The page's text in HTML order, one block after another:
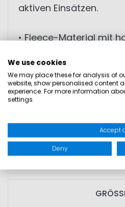
aktiven Einsätzen.
• Fleece-Material mit
• Atmungsaktiv
• Dehnbar durch 4-
• hohe
• funktionales,
MATERIAL: 100%
We use cookies
We may place these for analysis of
website, show personalised content
experience. For more information
settings.
Accept
Deny